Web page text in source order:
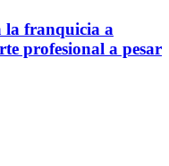
la franquicia a
profesional a pesar